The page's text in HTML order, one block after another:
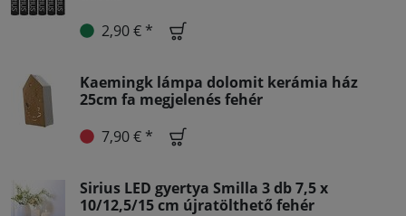
2,90 € *
Kaemingk lámpa dolomit kerámia ház
25cm fa megjelenés fehér
7,90 € *
Sirius LED gyertya Smilla 3 db 7,5 x
10/12,5/15 cm újratölthető fehér